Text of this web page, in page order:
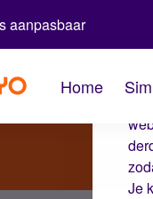
Je
aanpasbaar
Home